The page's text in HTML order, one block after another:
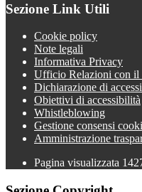
Sezione Link Utili
Cookie policy
Note legali
Informativa Privacy
Ufficio Relazioni con il
Dichiarazione di
Obiettivi di accessibilità
Whistleblowing
Gestione consensi
Amministrazione
Pagina visualizzata